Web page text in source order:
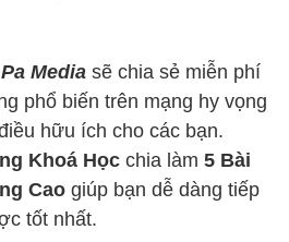
Pa Media sẽ chia sẻ miễn phí
phổ biến trên mạng hy vọng
hữu ích cho các bạn.
Khoá Học chia làm 5 Bài
Cao giúp bạn dễ dàng tiếp
tốt nhất.